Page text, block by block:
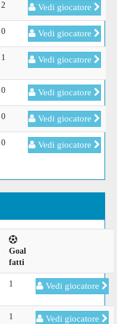
2 Vedi giocatore
0 Vedi giocatore
1 Vedi giocatore
0 Vedi giocatore
0 Vedi giocatore
0 Vedi giocatore
Goal
fatti
1 Vedi giocatore
1 Vedi giocatore